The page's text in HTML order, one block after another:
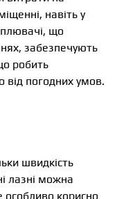
навіть у
що
забезпечують
робить
погодних умов.
швидкість
лазні можна
корисно